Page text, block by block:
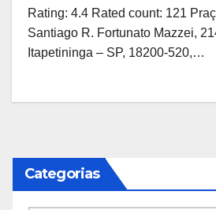
Rating: 4.4 Rated count: 121
Santiago R. Fortunato Mazzei,
Itapetininga – SP, 18200-520,…
Categorias